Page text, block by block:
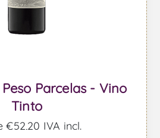
Parcelas - Vino
Tinto
€52,20 IVA incl.